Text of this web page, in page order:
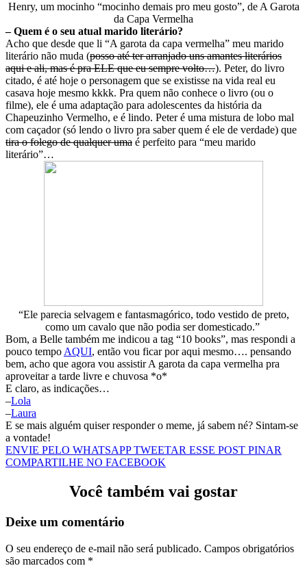
Henry, um mocinho “mocinho demais pro meu gosto”, de A Garota
da Capa Vermelha
– Quem é o seu atual marido literário?
Acho que desde que li “A garota da capa vermelha” meu marido
literário não muda (posso até ter arranjado uns amantes literários
aqui e ali, mas é pra ELE que eu sempre volto…). Peter, do livro
citado, é até hoje o personagem que se existisse na vida real eu
casava hoje mesmo kkkk. Pra quem não conhece o livro (ou o
filme), ele é uma adaptação para adolescentes da história da
Chapeuzinho Vermelho, e é lindo. Peter é uma mistura de lobo mal
com caçador (só lendo o livro pra saber quem é ele de verdade) que
tira o folego de qualquer uma é perfeito para “meu marido
literário”…
“Ele parecia selvagem e fantasmagórico, todo vestido de preto,
como um cavalo que não podia ser domesticado.”
Bom, a Belle também me indicou a tag “10 books”, mas respondi a
pouco tempo AQUI, então vou ficar por aqui mesmo…. pensando
bem, acho que agora vou assistir A garota da capa vermelha pra
aproveitar a tarde livre e chuvosa *o*
E claro, as indicações…
–Lola
–Laura
E se mais alguém quiser responder o meme, já sabem né? Sintam-se
a vontade!
ENVIE PELO WHATSAPPTWEETAR ESSE POST PINAR
COMPARTILHE NO FACEBOOK
Você também vai gostar
Deixe um comentário
O seu endereço de e-mail não será publicado. Campos obrigatórios
são marcados com *